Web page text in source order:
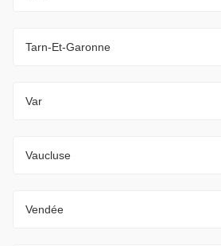
Tarn-Et-Garonne
Var
Vaucluse
Vendée